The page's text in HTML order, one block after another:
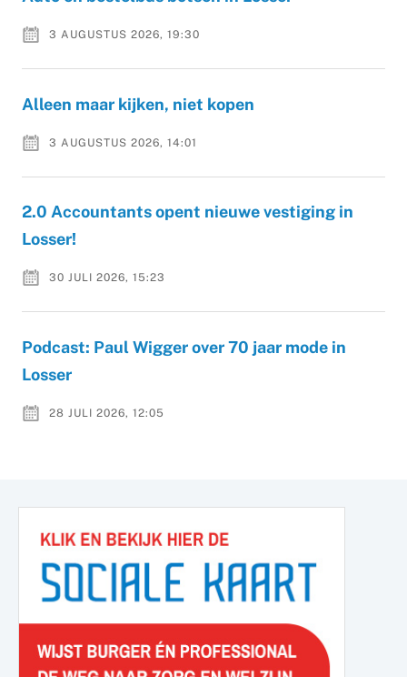
3 AUGUSTUS 2026, 19:30
Alleen maar kijken, niet kopen
3 AUGUSTUS 2026, 14:01
2.0 Accountants opent nieuwe vestiging in
Losser!
30 JULI 2026, 15:23
Podcast: Paul Wigger over 70 jaar mode in
Losser
28 JULI 2026, 12:05